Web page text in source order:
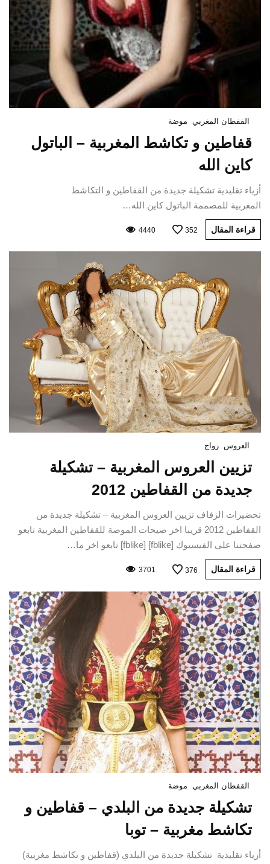
القفطان المغربي موضة
قفاطين و تكاشط المغربية – الباتول
كاين الله
أزياء تقليدية تشكيلة جديدة من القفاطين و التكاشط
المغربية للمصممة الباتول كاين الله…
قراءة المقال 352
4440
العروس زواج
تزيين العروس المغربية – تشكيلة
جديدة من القفاطين 2012
تحضيرات الزفاف تزيين العروس المغربية – تشكيلة جديدة من
القفاطين 2012 قريبا اخر صيحات الموضة للقفاطين المغربية تابعو
صفحتنا على الفيسبوك [fblike] [fblike] تابعو اخر ما…
قراءة المقال 376
3701
القفطان المغربي موضة
تشكيلة جديدة من البلدي – قفاطين و
تكاشط مغربية – توبا
أزياء تقليدية تشكيلة جديدة من البلدي (قفاطين و تكاشط مغربية)